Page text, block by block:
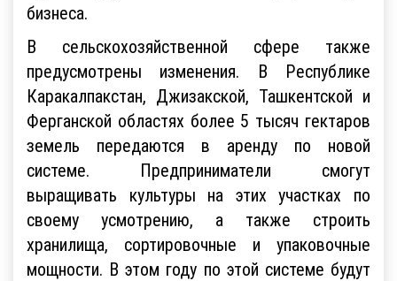
бизнеса.
В сельскохозяйственной сфере также
предусмотрены изменения. В Республике
Каракалпакстан, Джизакской, Ташкентской и
Ферганской областях более 5 тысяч гектаров
земель передаются в аренду по новой
системе. Предприниматели смогут
выращивать культуры на этих участках по
своему усмотрению, а также строить
хранилища, сортировочные и упаковочные
мощности. В этом году по этой системе будут